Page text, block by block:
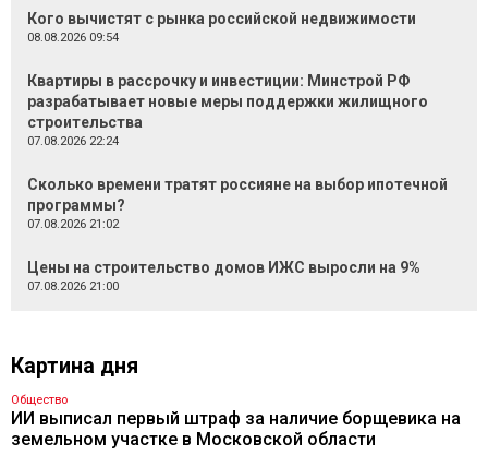
Кого вычистят с рынка российской недвижимости
08.08.2026 09:54
Квартиры в рассрочку и инвестиции: Минстрой РФ
разрабатывает новые меры поддержки жилищного
строительства
07.08.2026 22:24
Сколько времени тратят россияне на выбор ипотечной
программы?
07.08.2026 21:02
Цены на строительство домов ИЖС выросли на 9%
07.08.2026 21:00
Картина дня
Общество
ИИ выписал первый штраф за наличие борщевика на
земельном участке в Московской области